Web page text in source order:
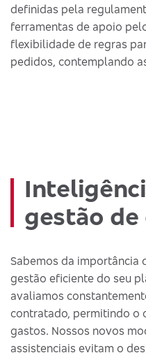
definidas pela
ferramentas de apoio
flexibilidade de regras
pedidos, contemplando
gestão de
Sabemos da importância
gestão eficiente do seu
avaliamos
contratado, permitindo o
gastos. Nossos novos
assistenciais evitam o